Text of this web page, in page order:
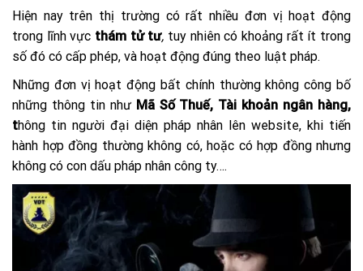
Hiện nay trên thị trường có rất nhiều đơn vị hoạt động
trong lĩnh vực thám tử tư, tuy nhiên có khoảng rất ít trong
số đó có cấp phép, và hoạt động đúng theo luật pháp.
Những đơn vị hoạt động bất chính thường không công bố
những thông tin như Mã Số Thuế, Tài khoản ngân hàng,
thông tin người đại diện pháp nhân lên website, khi tiến
hành hợp đồng thường không có, hoặc có hợp đồng nhưng
không có con dấu pháp nhân công ty….